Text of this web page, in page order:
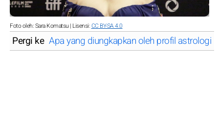
Foto oleh: Sara Komatsu | Lisensi:CC BY-SA 4.0
Pergi ke Apa yang diungkapkan oleh profil astrologi